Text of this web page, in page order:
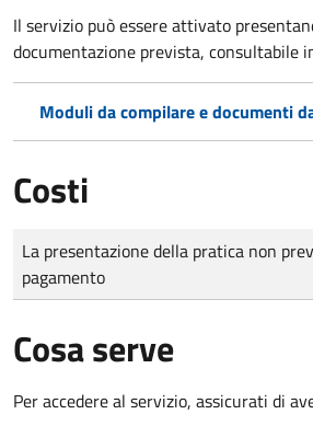
Il servizio può essere attivato
documentazione prevista, consultabile
Moduli da compilare e documenti
Costi
Tipo di pagamento
Importo
La presentazione della pratica non
pagamento
Cosa serve
Per accedere al servizio, assicurati di